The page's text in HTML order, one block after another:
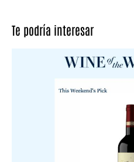
Te podría interesar